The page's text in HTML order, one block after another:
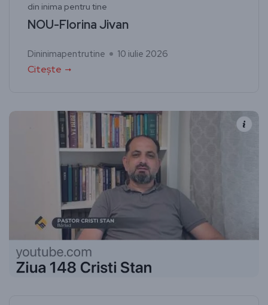
din inima pentru tine
NOU-Florina Jivan
Dininimapentrutine 10 iulie 2026
Citește